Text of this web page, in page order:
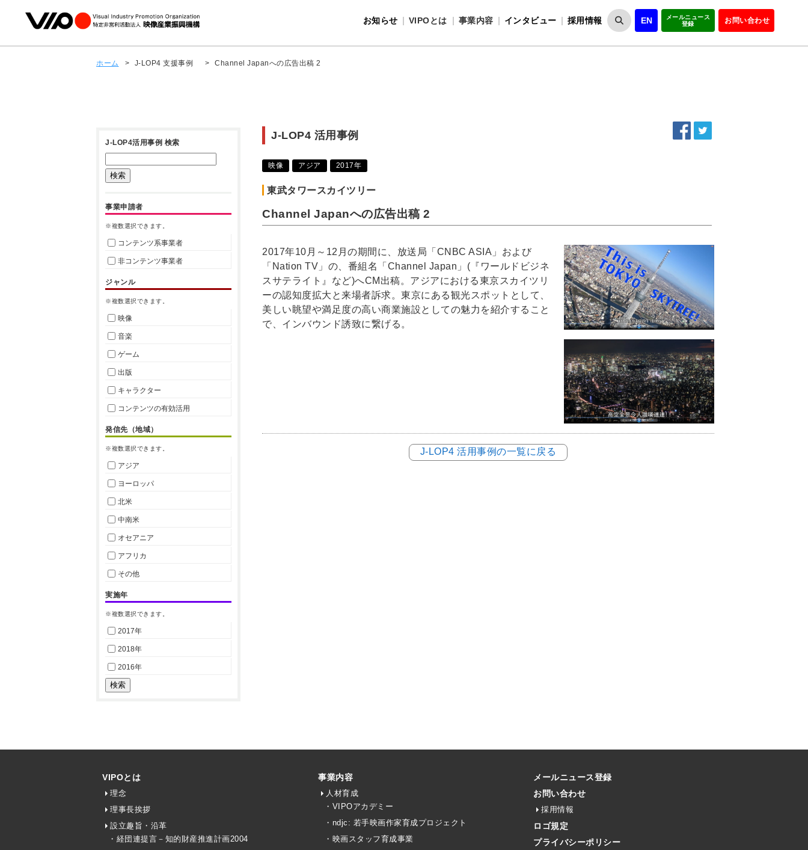
お知らせ VIPOとは
VIPOとは
事業内容
インタビュー 採用情報 EN
メールニュース
登録
お問い合わせ
ホーム > J-LOP4 支援事例 > Channel Japanへの広告出稿 2
J-LOP4 活用事例
映像 アジア 2017年
東武タワースカイツリー
Channel Japanへの広告出稿 2
2017年10月～12月の期間に、放送局「CNBC ASIA」および
「Nation TV」の、番組名「Channel Japan」(『ワールドビジネ
スサテライト』など)へCM出稿。アジアにおける東京スカイツリ
ーの認知度拡大と来場者訴求。東京にある観光スポットとして、
美しい眺望や満足度の高い商業施設としての魅力を紹介すること
で、インバウンド誘致に繋げる。
J-LOP4 活用事例の一覧に戻る
J-LOP4活用事例 検索
事業申請者
※複数選択できます。
コンテンツ系事業者
非コンテンツ事業者
ジャンル
※複数選択できます。
映像
音楽
ゲーム
出版
キャラクター
コンテンツの有効活用
発信先（地域）
※複数選択できます。
アジア
ヨーロッパ
北米
中南米
オセアニア
アフリカ
その他
実施年
※複数選択できます。
2017年
2018年
2016年
VIPOとは
理念
理事長挨拶
設立趣旨・沿革
・経団連提言－知的財産推進計画2004
事業内容
人材育成
・VIPOアカデミー
・ndjc: 若手映画作家育成プロジェクト
・映画スタッフ育成事業
メールニュース登録
お問い合わせ
採用情報
ロゴ規定
プライバシーポリシー